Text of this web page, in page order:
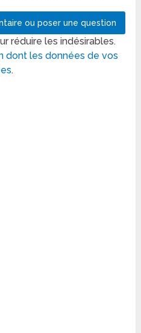
réduire les indésirables.
dont les données de vos
.